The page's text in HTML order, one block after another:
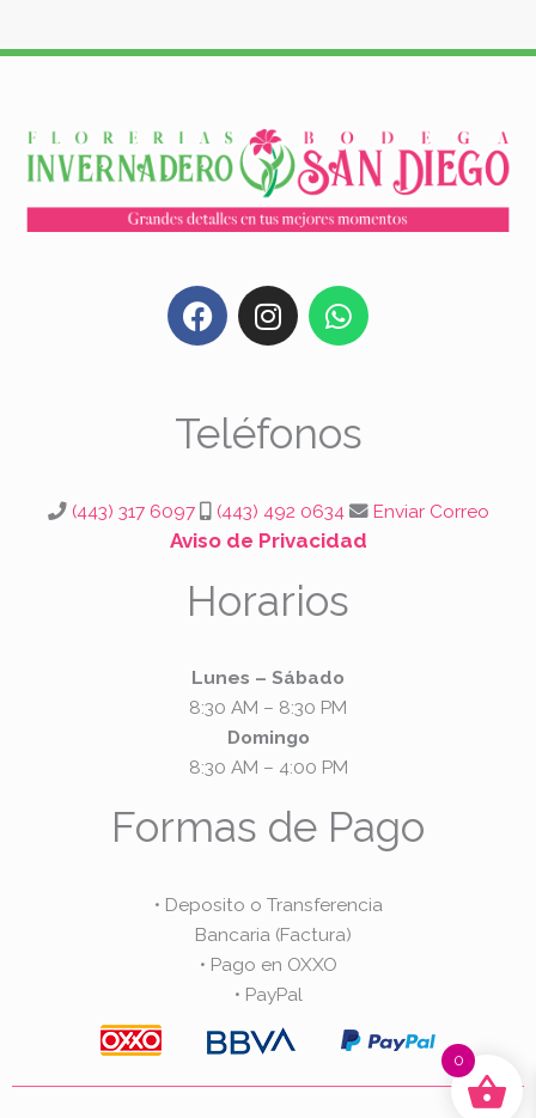
F
a
b
o
k
I
n
a
g
a
m
W
h
s
a
p
Teléfonos
(443) 317 6097 (443) 492 0634 Enviar Correo
Aviso de Privacidad
Horarios
Lunes – Sábado
8:30 AM – 8:30 PM
Domingo
8:30 AM – 4:00 PM
Formas de Pago
• Deposito o Transferencia
Bancaria (Factura)
• Pago en OXXO
• PayPal
0